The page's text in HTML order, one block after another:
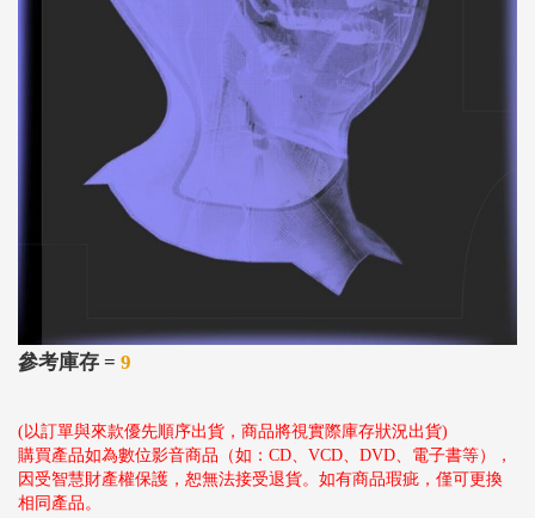
參考庫存 = 9
(以訂單與來款優先順序出貨，商品將視實際庫存狀況出貨)
購買產品如為數位影音商品（如：CD、VCD、DVD、電子書等），
因受智慧財產權保護，恕無法接受退貨。如有商品瑕疵，僅可更換
相同產品。